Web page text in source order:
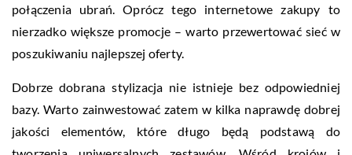
połączenia ubrań. Oprócz tego internetowe zakupy to
nierzadko większe promocje – warto przewertować sieć w
poszukiwaniu najlepszej oferty.
Dobrze dobrana stylizacja nie istnieje bez odpowiedniej
bazy. Warto zainwestować zatem w kilka naprawdę dobrej
jakości elementów, które długo będą podstawą do